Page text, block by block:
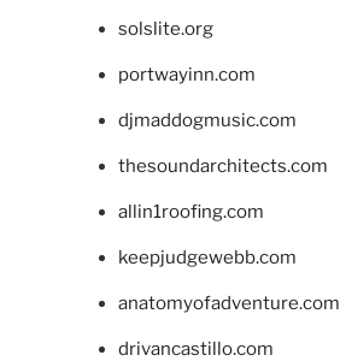
solslite.org
portwayinn.com
djmaddogmusic.com
thesoundarchitects.com
allin1roofing.com
keepjudgewebb.com
anatomyofadventure.com
drivancastillo.com